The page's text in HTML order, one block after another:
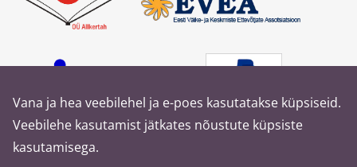
Vana ja hea veebilehel ja e-poes kasutatakse küpsiseid.
Veebilehe kasutamist jätkates nõustute küpsiste
kasutamisega.